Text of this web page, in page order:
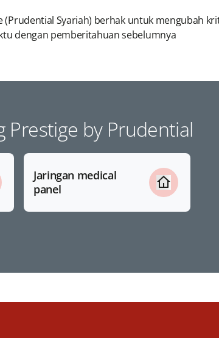
(Prudential Syariah) berhak untuk mengubah
dengan pemberitahuan sebelumnya
Prestige by Prudential
Jaringan medical
panel